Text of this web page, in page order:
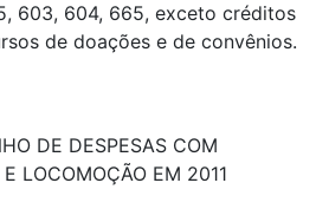
603, 604, 665, exceto créditos
de doações e de convênios.
DE DESPESAS COM
LOCOMOÇÃO EM 2011